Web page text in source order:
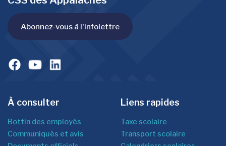
Abonnez-vous à l'infolettre
À consulter
Bottin des employés
Communiqués et avis
Liens rapides
Taxe scolaire
Transport scolaire